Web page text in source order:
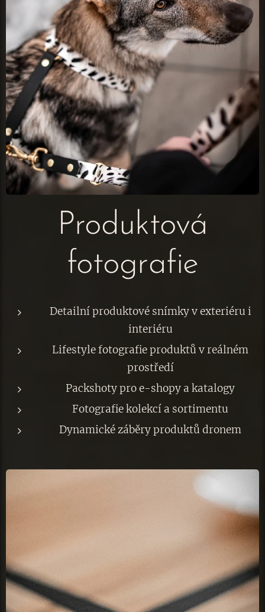
Produktová
fotografie
Detailní produktové snímky v exteriéru i
interiéru
Lifestyle fotografie produktů v reálném
prostředí
Packshoty pro e-shopy a katalogy
Fotografie kolekcí a sortimentu
Dynamické záběry produktů dronem